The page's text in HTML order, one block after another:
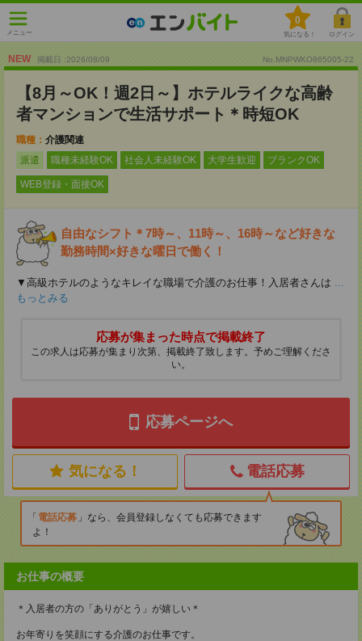
メニュー
0
気になる！ ログイン
NEW 掲載日 :2026/08/09 No.MNPWKO865005-22
【8月～OK！週2日～】ホテルライクな高齢
者マンションで生活サポート＊時短OK
職種： 介護関連
派遣
職種未経験OK 社会人未経験OK 大学生歓迎 ブランクOK
WEB登録・面接OK
自由なシフト＊7時～、11時～、16時～など好きな
勤務時間×好きな曜日で働く！
▼高級ホテルのようなキレイな職場で介護のお仕事！入居者さんは ...
もっとみる
応募が集まった時点で掲載終了
この求人は応募が集まり次第、掲載終了致します。予めご理解くださ
い。
応募ページへ
気になる！ 電話応募
電話応募
なら、会員登録しなくても応募できます
よ！
お仕事の概要
＊入居者の方の「ありがとう」が嬉しい＊
お年寄りを笑顔にする介護のお仕事です。